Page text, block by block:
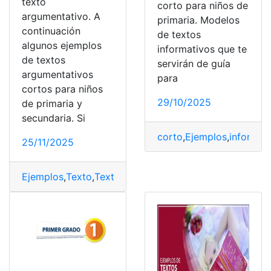
argumentativo. A
continuación
algunos ejemplos
de textos
argumentativos
cortos para niños
de primaria y
secundaria. Si
25/11/2025
Ejemplos,Texto,Texto narrativo
corto para niños de
primaria. Modelos
de textos
informativos que te
servirán de guía
para
29/10/2025
corto,Ejemplos,